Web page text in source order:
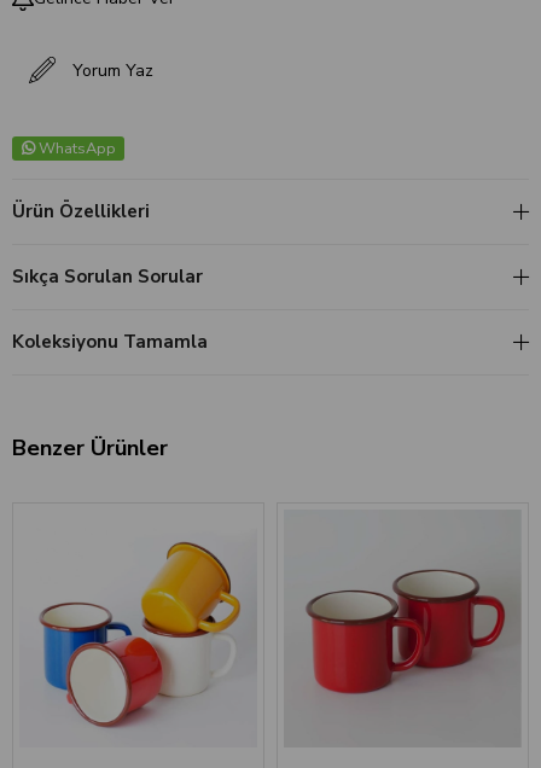
Yorum Yaz
WhatsApp
Ürün Özellikleri
Sıkça Sorulan Sorular
Koleksiyonu Tamamla
Benzer Ürünler